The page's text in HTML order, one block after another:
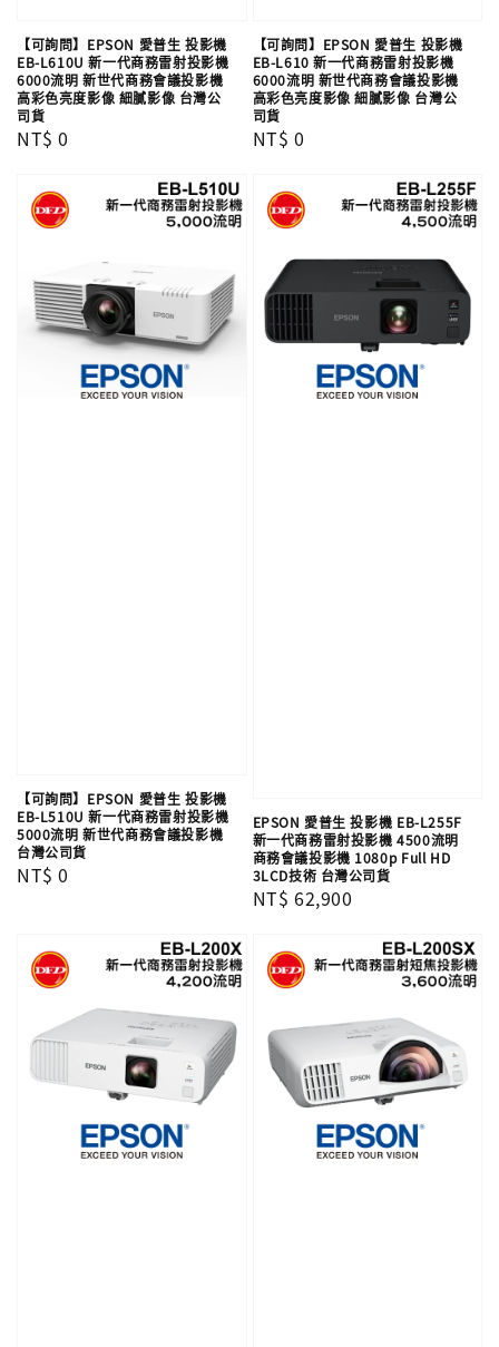
【可詢問】EPSON 愛普生 投影機
EB-L610U 新一代商務雷射投影機
6000流明 新世代商務會議投影機
高彩色亮度影像 細膩影像​ 台灣公
司貨
Regular
NT$ 0
【可詢問】EPSON 愛普生 投影機
EB-L610 新一代商務雷射投影機
6000流明 新世代商務會議投影機
高彩色亮度影像 細膩影像​ 台灣公
司貨
Regular
NT$ 0
【可詢問】EPSON 愛普生 投影機
EB-L510U 新一代商務雷射投影機
5000流明 新世代商務會議投影機​
台灣公司貨
Regular
NT$ 0
EPSON 愛普生 投影機 EB-L255F
新一代商務雷射投影機 4500流明
商務會議投影機 1080p Full HD
3LCD技術 台灣公司貨
Regular
NT$ 62,900